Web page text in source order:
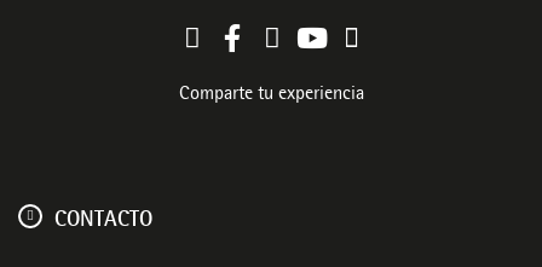
Comparte tu experiencia
CONTACTO